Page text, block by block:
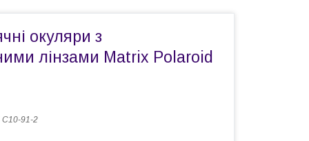
окуляри з
лінзами Matrix Polaroid
C10-91-2